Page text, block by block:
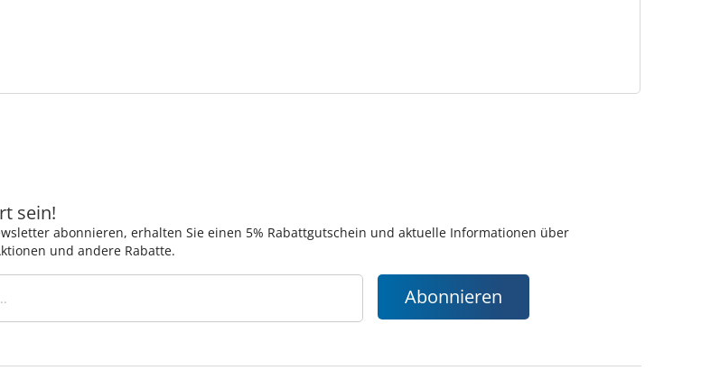
sein!
abonnieren, erhalten Sie einen 5% Rabattgutschein und aktuelle Informationen über
und andere Rabatte.
Abonnieren